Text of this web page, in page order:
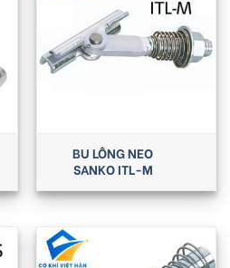
BU LÔNG NEO
SANKO ITL-M